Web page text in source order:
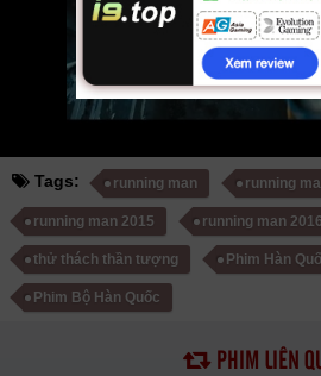
Mời các bạn đón xem bộ phimRunning Man
Tags: running man running
running man 2015 running man 2016
thử thách thần tượng Phim Hàn
Phim Bộ Hàn Quốc
PHIM LIÊN